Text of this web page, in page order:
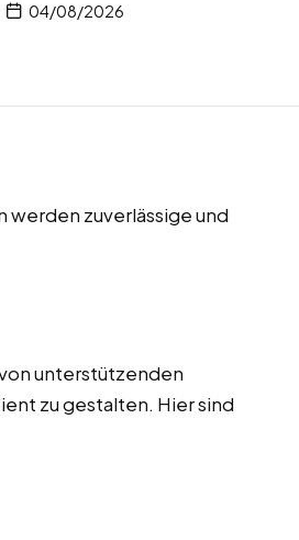
04/08/2026
werden zuverlässige und
unterstützenden
zu gestalten. Hier sind